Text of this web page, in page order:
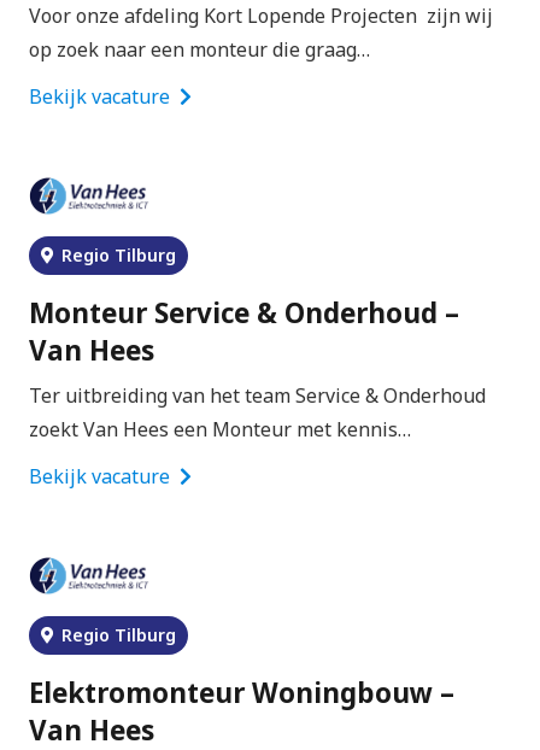
Voor onze afdeling Kort Lopende Projecten zijn wij
op zoek naar een monteur die graag…
Bekijk vacature
Regio Tilburg
Monteur Service & Onderhoud –
Van Hees
Ter uitbreiding van het team Service & Onderhoud
zoekt Van Hees een Monteur met kennis…
Bekijk vacature
Regio Tilburg
Elektromonteur Woningbouw –
Van Hees